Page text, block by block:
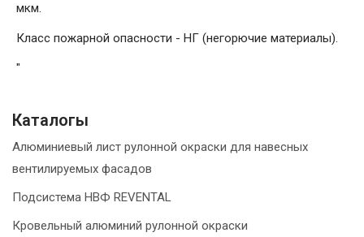
мкм.
Класс пожарной опасности - НГ (негорючие материалы).
"
Каталогы
Алюминиевый лист рулонной окраски для навесных
вентилируемых фасадов
Подсистема НВФ REVENTAL
Кровельный алюминий рулонной окраски